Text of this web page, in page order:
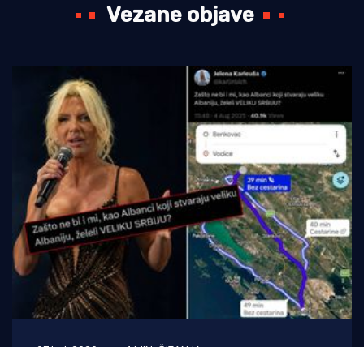
Vezane objave